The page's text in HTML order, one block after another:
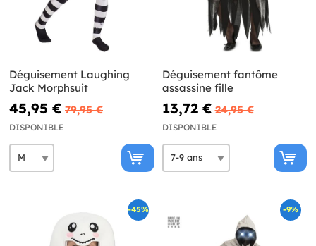
Déguisement Laughing
Jack Morphsuit
45,95 € 79,95 €
DISPONIBLE
Déguisement fantôme
assassine fille
13,72 € 24,95 €
DISPONIBLE
-45% -9%